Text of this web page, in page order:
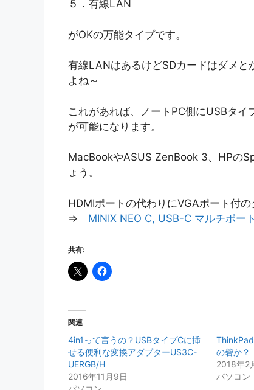
５．有線LAN
がOKの万能タイプです。
有線LANはあるけどSDカードはダメと
よね～
これがあれば、ノートPC側にUSBタ
が可能になります。
MacBookやASUS ZenBook 3、HPの
ょう。
HDMIポートの代わりにVGAポート付の
⇒ MINIX NEO C, USB-C マルチポー
共有:
関連
4in1って言うの？USBタイプCに挿
せる便利な変換アダプターUS3C-
UERGB/H
2016年11月9日
の砦か？
2018年2
パソコン